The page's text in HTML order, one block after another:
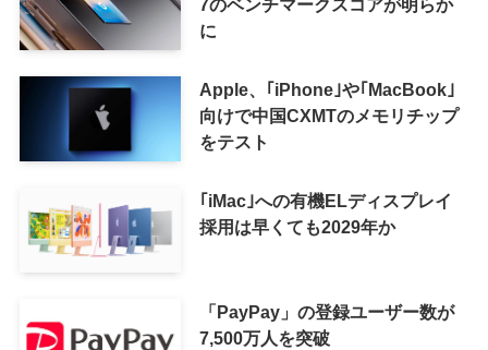
7のベンチマークスコアが明らか
に
Apple、｢iPhone｣や｢MacBook｣
向けで中国CXMTのメモリチップ
をテスト
｢iMac｣への有機ELディスプレイ
採用は早くても2029年か
「PayPay」の登録ユーザー数が
7,500万人を突破